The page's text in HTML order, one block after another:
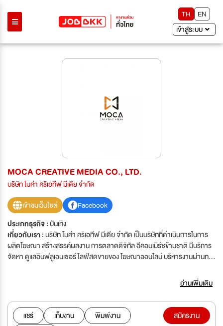
TH
EN
เข้าสู่ระบบ
MOCA CREATIVE MEDIA CO., LTD.
บริษัท โมค่า คริเอทีฟ มีเดีย จำกัด
เข้าชมเว็บไซต์
Facebook
ประเภทธุรกิจ :บันเทิง
เกี่ยวกับเรา :บริษัท โมค่า คริเอทีฟ มีเดีย จำกัด เป็นบริษัทที่ดำเนินการในการ
ผลิตโฆษณา สร้างสรรค์ผลงาน การตลาดดิจิทัล อีคอมเมิร์ซข้ามชาติ มีบริการ
จัดหา ดูเเลอินฟลูเอนเซอร์ ไลฟ์สดขายของ โฆษณาออนไลน์ บริหารงานผ่านทาง
อ่านเพิ่มเติม
แชร์ เก็บงาน
พิมพ์งาน
สมัครงาน